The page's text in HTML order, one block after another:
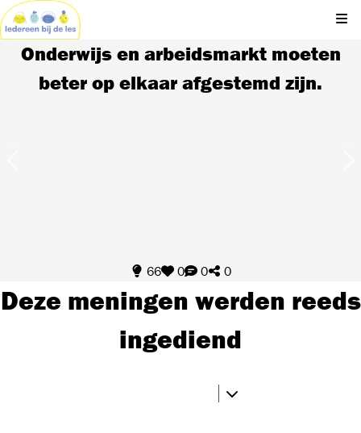
Onderwijs en arbeidsmarkt moeten
beter op elkaar afgestemd zijn.
66 0 0 0
Deze meningen werden reeds
ingediend